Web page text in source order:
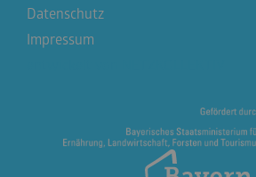
Datenschutz
Impressum